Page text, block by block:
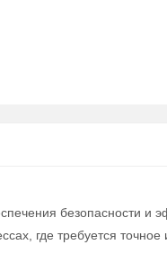
безопасности и
где требуется точное